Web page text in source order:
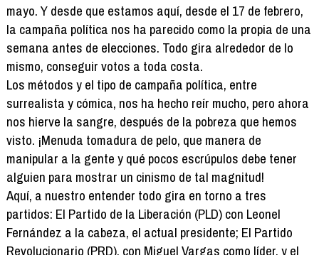
mayo. Y desde que estamos aquí, desde el 17 de febrero,
la campaña política nos ha parecido como la propia de una
semana antes de elecciones. Todo gira alrededor de lo
mismo, conseguir votos a toda costa.
Los métodos y el tipo de campaña política, entre
surrealista y cómica, nos ha hecho reír mucho, pero ahora
nos hierve la sangre, después de la pobreza que hemos
visto. ¡Menuda tomadura de pelo, que manera de
manipular a la gente y qué pocos escrúpulos debe tener
alguien para mostrar un cinismo de tal magnitud!
Aquí, a nuestro entender todo gira en torno a tres
partidos: El Partido de la Liberación (PLD) con Leonel
Fernández a la cabeza, el actual presidente; El Partido
Revolucionario (PRD), con Miguel Vargas como líder, y el